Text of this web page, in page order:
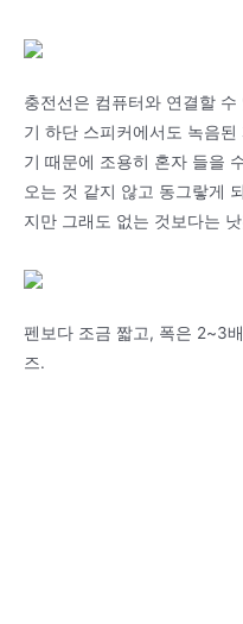
충전선은 컴퓨터와 연결할
기 하단 스피커에서도 녹음
기 때문에 조용히 혼자 들을
오는 것 같지 않고 동그랗게
지만 그래도 없는 것보다는
펜보다 조금 짧고, 폭은 2~3
즈.